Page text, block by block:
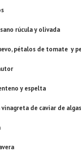
rúcula y olivada
pétalos de tomate y
y espelta
de caviar de algas